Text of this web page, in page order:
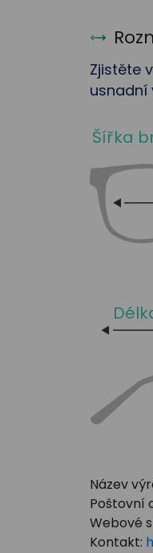
Zjistěte
usnadní
Šířka
Název
Poštovní
Webové
Kontakt: